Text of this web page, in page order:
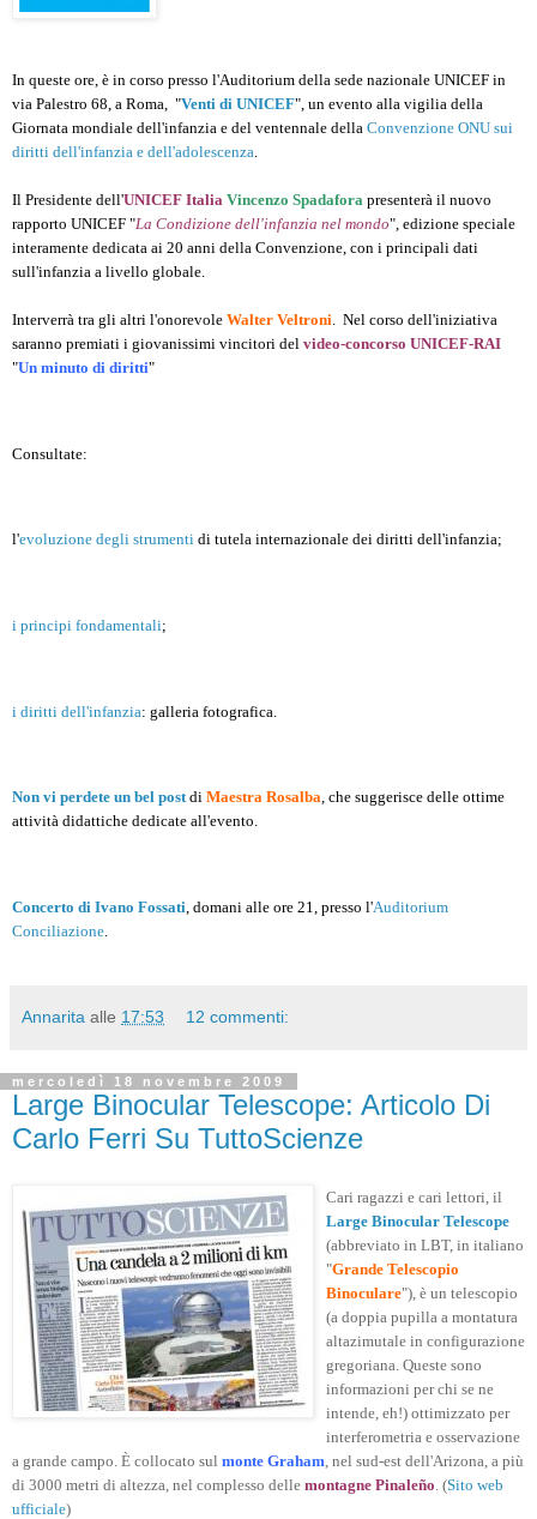
In queste ore, è in corso presso l'Auditorium della sede nazionale UNICEF in
via Palestro 68, a Roma, "Venti di UNICEF", un evento alla vigilia della
Giornata mondiale dell'infanzia e del ventennale della Convenzione ONU sui
diritti dell'infanzia e dell'adolescenza
Il Presidente dell'UNICEF Italia Vincenzo Spadafora presenterà il nuovo
rapporto UNICEF "La Condizione dell'infanzia nel mondo", edizione speciale
interamente dedicata ai 20 anni della Convenzione, con i principali dati
sull'infanzia a livello globale.
Interverrà tra gli altri l'onorevole Walter Veltroni . Nel corso dell'iniziativa
saranno premiati i giovanissimi vincitori del video-concorso UNICEF-RAI
"Un minuto di diritti"
Consultate:
l'evoluzione degli strumenti di tutela internazionale dei diritti dell'infanzia;
i principi fondamentali;
i diritti dell'infanzia: galleria fotografica.
Non vi perdete un bel postdi Maestra Rosalba, che suggerisce delle ottime
attività didattiche dedicate all'evento.
Concerto di Ivano Fossati , domani alle ore 21, presso l'Auditorium
Conciliazione
Annarita alle 17:53 12 commenti:
mercoledì 18 novembre 2009
Large Binocular Telescope: Articolo Di
Carlo Ferri Su TuttoScienze
Cari ragazzi e cari lettori, il
Large Binocular Telescope
(abbreviato in LBT, in italiano
"Grande Telescopio
Binoculare"), è un telescopio
(a doppia pupilla a montatura
altazimutale in configurazione
gregoriana. Queste sono
informazioni per chi se ne
intende, eh!) ottimizzato per
interferometria e osservazione
a grande campo. È collocato sul monte Graham , nel sud-est dell'Arizona, a più
di 3000 metri di altezza, nel complesso delle montagne Pinaleño . (Sito web
ufficiale)